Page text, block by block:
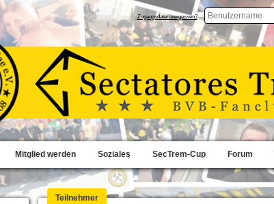
Zugangsdaten vergessen?
Mitglied werden Soziales SecTrem-Cup Forum
Teilnehmer